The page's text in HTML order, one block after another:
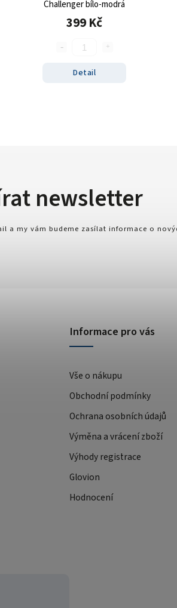
Challenger bílo-modrá
399 Kč
Detail
Informace pro vás
Vše o nákupu
Obchodní podmínky
Ochrana osobních údajů
Výměna a vrácení zboží
Výhody registrace
Glovion
Hodnocení
newsletter
a my vám budeme zasílat informace o